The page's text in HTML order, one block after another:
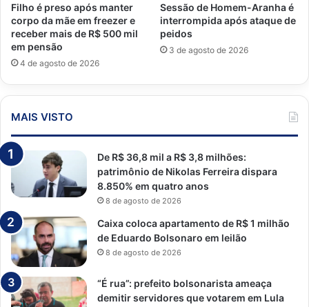
Filho é preso após manter
corpo da mãe em freezer e
receber mais de R$ 500 mil
em pensão
4 de agosto de 2026
Sessão de Homem-Aranha é
interrompida após ataque de
peidos
3 de agosto de 2026
MAIS VISTO
De R$ 36,8 mil a R$ 3,8 milhões:
patrimônio de Nikolas Ferreira dispara
8.850% em quatro anos
8 de agosto de 2026
Caixa coloca apartamento de R$ 1 milhão
de Eduardo Bolsonaro em leilão
8 de agosto de 2026
“É rua”: prefeito bolsonarista ameaça
demitir servidores que votarem em Lula